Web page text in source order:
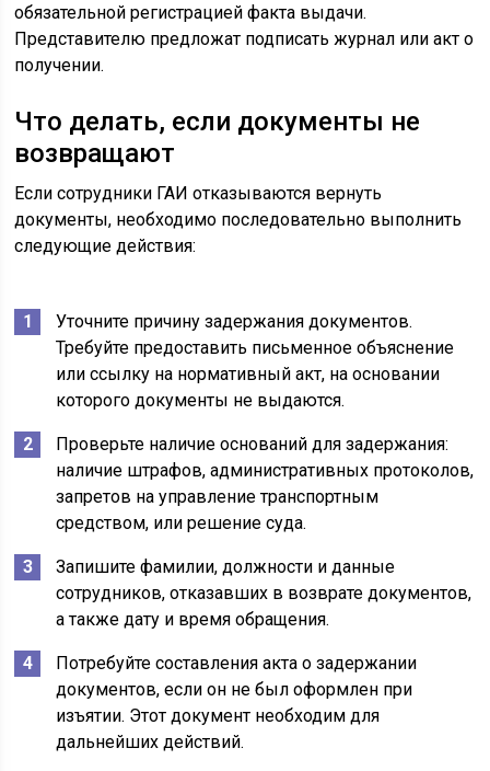
обязательной регистрацией факта выдачи.
Представителю предложат подписать журнал или акт о
получении.
Что делать, если документы не
возвращают
Если сотрудники ГАИ отказываются вернуть
документы, необходимо последовательно выполнить
следующие действия:
Уточните причину задержания документов.
Требуйте предоставить письменное объяснение
или ссылку на нормативный акт, на основании
которого документы не выдаются.
Проверьте наличие оснований для задержания:
наличие штрафов, административных протоколов,
запретов на управление транспортным
средством, или решение суда.
Запишите фамилии, должности и данные
сотрудников, отказавших в возврате документов,
а также дату и время обращения.
Потребуйте составления акта о задержании
документов, если он не был оформлен при
изъятии. Этот документ необходим для
дальнейших действий.